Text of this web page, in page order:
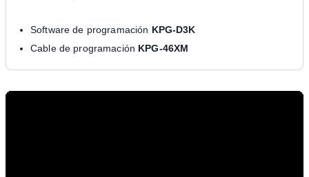
Software de programación KPG-D3K
Cable de programación KPG-46XM